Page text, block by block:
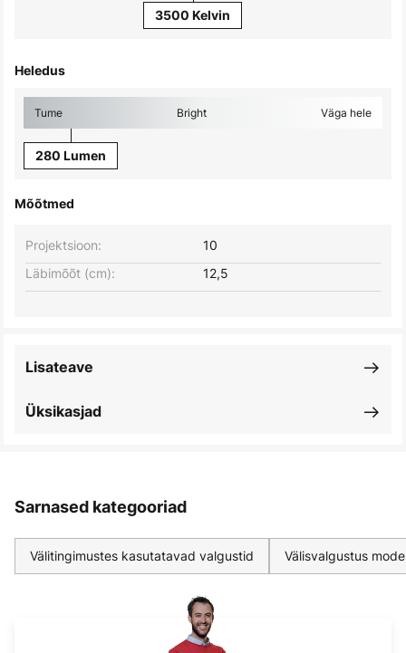
3500 Kelvin
Heledus
Tume Bright Väga hele
280 Lumen
Mõõtmed
Projektsioon:
10
Läbimõõt (cm):
12,5
Üksikasjad
Lisateave
Sarnased kategooriad
Välitingimustes kasutatavad valgustid Välisvalgustus